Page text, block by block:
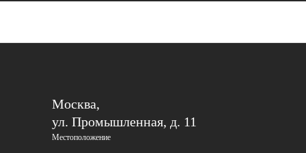
Москва,
ул. Промышленная, д. 11
Местоположение